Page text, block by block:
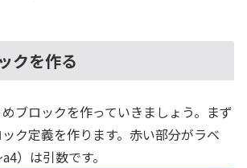
クを作る
ブロックを作っていきましょう。まず
ク定義を作ります。赤い部分がラベ
）は引数です。